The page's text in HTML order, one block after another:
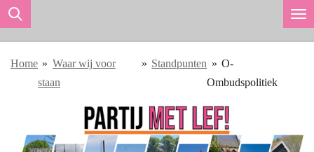
Ga
de
hoofdinhoud
Home » Waar wij voor
staan
» Standpunten » O-
Ombudspolitiek